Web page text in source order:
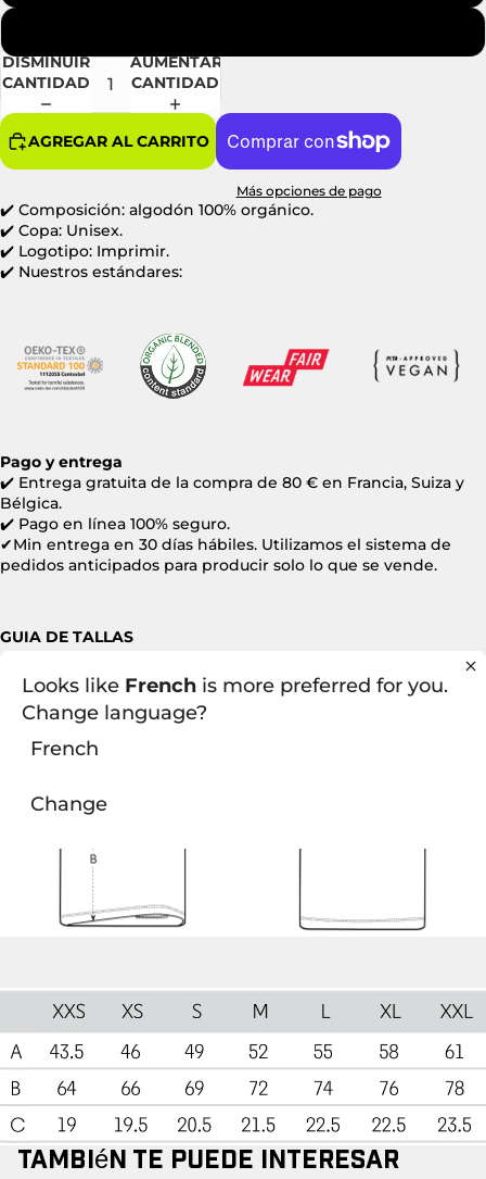
DISMINUIR
CANTIDAD
AUMENTAR
CANTIDAD
AGREGAR AL CARRITO
Más opciones de pago
✔️ Composición: algodón 100% orgánico.
✔️ Copa: Unisex.
✔️ Logotipo: Imprimir.
✔️ Nuestros estándares:
Pago y entrega
✔️ Entrega gratuita de la compra de 80 € en Francia, Suiza y
Bélgica.
✔️ Pago en línea 100% seguro.
✔Min entrega en 30 días hábiles. Utilizamos el sistema de
pedidos anticipados para producir solo lo que se vende.
GUIA DE TALLAS
También te puede interesar
Looks like French is more preferred for you.
Change language?
French
Change